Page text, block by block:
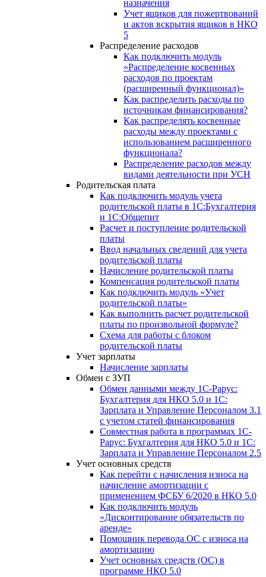
назначения
Учет ящиков для пожертвований
и актов вскрытия ящиков в НКО
5
Распределение расходов
Как подключить модуль
«Распределение косвенных
расходов по проектам
(расширенный функционал)»
Как распределить расходы по
источникам финансирования?
Как распределять косвенные
расходы между проектами с
использованием расширенного
функционала?
Распределение расходов между
видами деятельности при УСН
Родительская плата
Как подключить модуль учета
родительской платы в 1С:Бухгалтерия
и 1С:Общепит
Расчет и поступление родительской
платы
Ввод начальных сведений для учета
родительской платы
Начисление родительской платы
Компенсация родительской платы
Как подключить модуль «Учет
родительской платы»
Как выполнить расчет родительской
платы по произвольной формуле?
Схема для работы с блоком
родительской платы
Учет зарплаты
Начисление зарплаты
Обмен с ЗУП
Обмен данными между 1С-Рарус:
Бухгалтерия для НКО 5.0 и 1С:
Зарплата и Управление Персоналом 3.1
с учетом статей финансирования
Совместная работа в программах 1С-
Рарус: Бухгалтерия для НКО 5.0 и 1С:
Зарплата и Управление Персоналом 2.5
Учет основных средств
Как перейти с начисления износа на
начисление амортизации с
применением ФСБУ 6/2020 в НКО 5.0
Как подключить модуль
«Дисконтирование обязательств по
аренде»
Помощник перевода ОС с износа на
амортизацию
Учет основных средств (ОС) в
программе НКО 5.0